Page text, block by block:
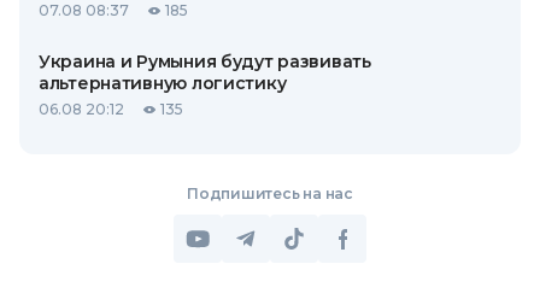
07.08 08:37 185
Украина и Румыния будут развивать
альтернативную логистику
06.08 20:12 135
Подпишитесь на нас